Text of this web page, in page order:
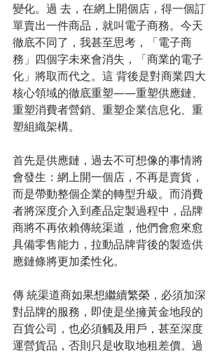
變化。過 去，在網上開個店，得一個訂
單賣出一件商品，就叫電子商務。今天
徹底不同了，我甚至思考，「電子商
務」四個字未來會消失，「商業的電子
化」將取而代之。這 背後是對商業四大
核心領域的徹底重塑——重塑供應鏈、
重塑消費者營銷、重塑企業信息化、重
塑組織架構。
首先是供應鏈，過去不可想像的事情將
會發生：網上開一個店，不再是賣貨，
而是帶動整個企業的轉型升級。而消費
者將深度介入到產品定製過程中，品牌
商將不再依賴傳統渠道，他們會愈來愈
具備零售能力，拉動品牌背後的製造供
應鏈條將更加柔性化。
傳 統渠道商如果想繼續繁榮，必須加深
對品牌的服務，即使是坐擁黃金地段的
百貨公司，也必須觸及用戶，甚至深度
運營貨品，否則只是收取地租差價。過